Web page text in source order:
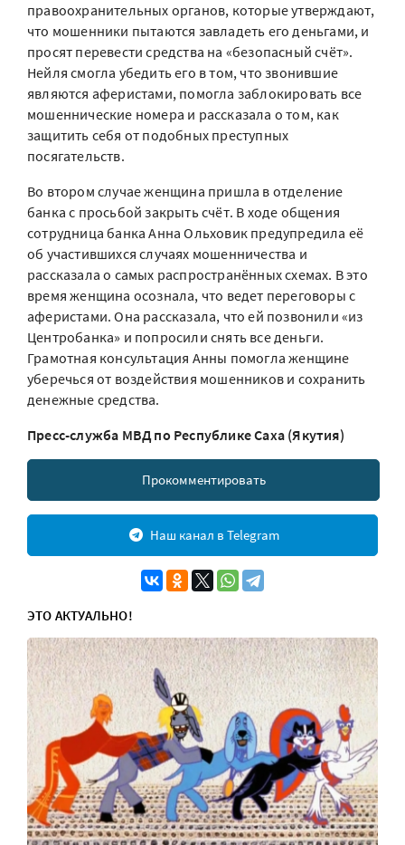
правоохранительных органов, которые утверждают,
что мошенники пытаются завладеть его деньгами, и
просят перевести средства на «безопасный счёт».
Нейля смогла убедить его в том, что звонившие
являются аферистами, помогла заблокировать все
мошеннические номера и рассказала о том, как
защитить себя от подобных преступных
посягательств.
Во втором случае женщина пришла в отделение
банка с просьбой закрыть счёт. В ходе общения
сотрудница банка Анна Ольховик предупредила её
об участившихся случаях мошенничества и
рассказала о самых распространённых схемах. В это
время женщина осознала, что ведет переговоры с
аферистами. Она рассказала, что ей позвонили «из
Центробанка» и попросили снять все деньги.
Грамотная консультация Анны помогла женщине
уберечься от воздействия мошенников и сохранить
денежные средства.
Пресс-служба МВД по Республике Саха (Якутия)
Прокомментировать
Наш канал в Telegram
ЭТО АКТУАЛЬНО!